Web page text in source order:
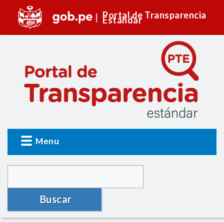
Portal de Transparencia
Estándar
Menu
Buscar